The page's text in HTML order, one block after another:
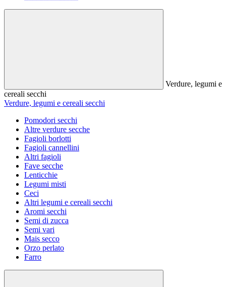
Verdure, legumi e
cereali secchi
Verdure, legumi e cereali secchi
Pomodori secchi
Altre verdure secche
Fagioli borlotti
Fagioli cannellini
Altri fagioli
Fave secche
Lenticchie
Legumi misti
Ceci
Altri legumi e cereali secchi
Aromi secchi
Semi di zucca
Semi vari
Mais secco
Orzo perlato
Farro